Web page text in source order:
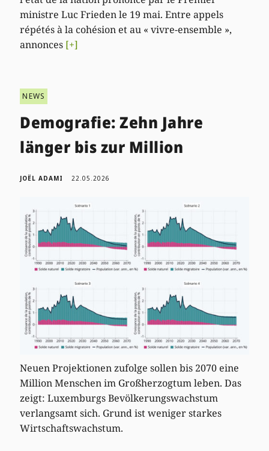
ministre Luc Frieden le 19 mai. Entre appels
répétés à la cohésion et au « vivre-ensemble »,
annonces [+]
NEWS
Demografie: Zehn Jahre
länger bis zur Million
JOËL ADAMI 22.05.2026
Neuen Projektionen zufolge sollen bis 2070 eine
Million Menschen im Großherzogtum leben. Das
zeigt: Luxemburgs Bevölkerungswachstum
verlangsamt sich. Grund ist weniger starkes
Wirtschaftswachstum.